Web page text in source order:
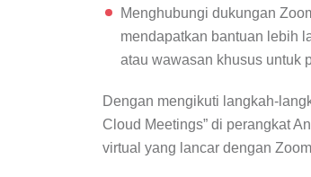
Menghubungi dukungan
mendapatkan bantuan lebih
atau wawasan khusus untuk
Dengan mengikuti langkah-
Cloud Meetings” di perangkat
virtual yang lancar dengan